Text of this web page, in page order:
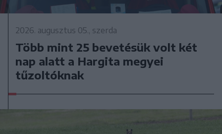
2026. augusztus 05., szerda
Több mint 25 bevetésük volt két
nap alatt a Hargita megyei
tűzoltóknak